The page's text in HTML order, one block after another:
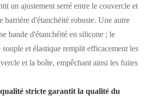
un ajustement serré entre le couvercle et
barrière d'étanchéité robuste. Une autre
bande d'étanchéité en silicone ; le
et élastique remplit efficacement les
et la boîte, empêchant ainsi les fuites
stricte garantit la qualité du